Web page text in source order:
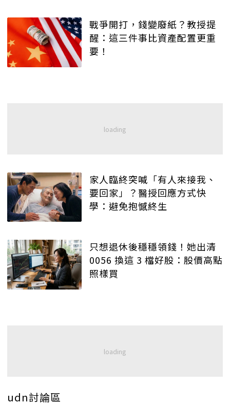
戰爭開打，錢變廢紙？教授提
醒：這三件事比資產配置更重
要！
家人臨終突喊「有人來接我、
要回家」？醫授回應方式快
學：避免抱憾終生
只想退休後穩穩領錢！她出清
0056 換這 3 檔好股：股價高點
照樣買
udn討論區